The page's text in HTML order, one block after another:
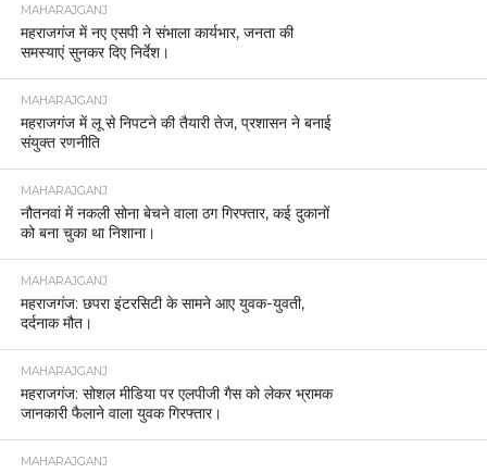
MAHARAJGANJ
महराजगंज में नए एसपी ने संभाला कार्यभार, जनता की
समस्याएं सुनकर दिए निर्देश।
MAHARAJGANJ
महराजगंज में लू से निपटने की तैयारी तेज, प्रशासन ने बनाई
संयुक्त रणनीति
MAHARAJGANJ
नौतनवां में नकली सोना बेचने वाला ठग गिरफ्तार, कई दुकानों
को बना चुका था निशाना।
MAHARAJGANJ
महराजगंज: छपरा इंटरसिटी के सामने आए युवक-युवती,
दर्दनाक मौत।
MAHARAJGANJ
महराजगंज: सोशल मीडिया पर एलपीजी गैस को लेकर भ्रामक
जानकारी फैलाने वाला युवक गिरफ्तार।
MAHARAJGANJ